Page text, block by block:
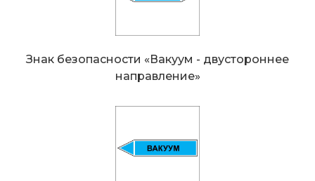
Знак безопасности «Вакуум - двустороннeе
направление»